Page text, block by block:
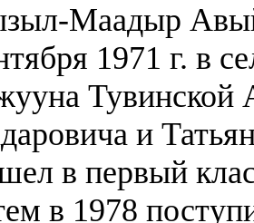
Маадыр
1971 г. в
и
в первый
в 1978